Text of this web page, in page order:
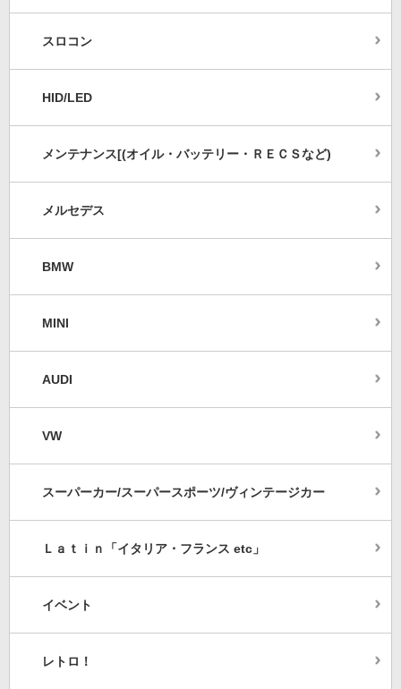
スロコン
HID/LED
メンテナンス[(オイル・バッテリー・ＲＥＣＳなど)
メルセデス
BMW
MINI
AUDI
VW
スーパーカー/スーパースポーツ/ヴィンテージカー
Ｌａｔｉｎ「イタリア・フランス etc」
イベント
レトロ！